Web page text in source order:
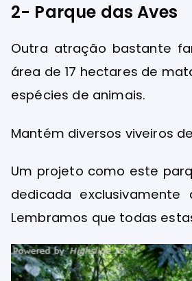
2- Parque das Aves
Outra atração bastante
área de 17 hectares de
espécies de animais.
Mantém diversos viveiros
Um projeto como este
dedicada
Lembramos que todas